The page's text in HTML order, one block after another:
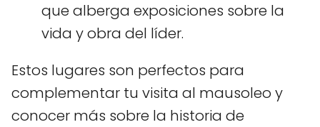
que alberga exposiciones sobre la
vida y obra del líder.
Estos lugares son perfectos para
complementar tu visita al mausoleo y
conocer más sobre la historia de